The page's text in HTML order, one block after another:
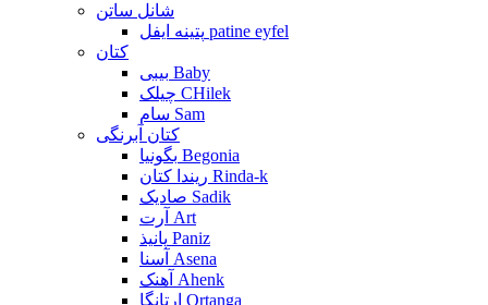
شانل ساتن
پتینه ایفل patine eyfel
کتان
بیبی Baby
چیلک CHilek
سام Sam
کتان آبرنگی
بگونیا Begonia
ریندا کتان Rinda-k
صادیک Sadik
آرت Art
پانیذ Paniz
آسنا Asena
آهنک Ahenk
ارتانگا Ortanga